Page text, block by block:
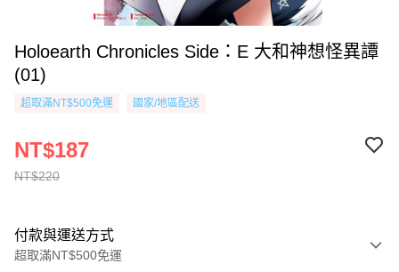
Holoearth Chronicles Side：E 大和神想怪異譚
(01)
超取滿NT$500免運 國家/地區配送
NT$220
NT$187
付款與運送方式
超取滿NT$500免運